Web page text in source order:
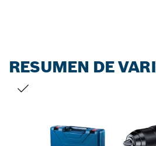
RESUMEN DE